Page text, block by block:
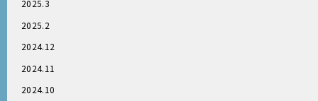
2025.3
2025.2
2024.12
2024.11
2024.10